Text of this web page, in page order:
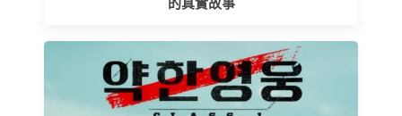
的真實故事